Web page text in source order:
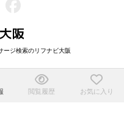
ジ検索のリフナビ大阪
閲覧履歴 お気に入り